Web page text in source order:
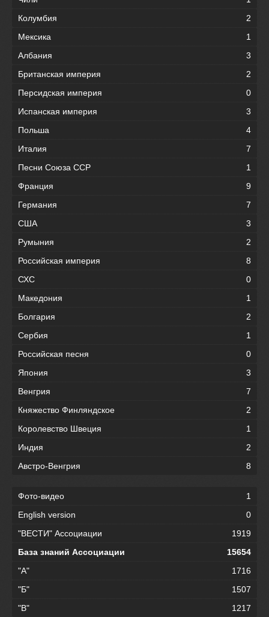
Колумбия
2
Мексика
1
Албания
3
Британская империя
2
Персидская империя
0
Испанская империя
3
Польша
4
Италия
7
Песни Союза ССР
1
Франция
9
Германия
7
США
3
Румыния
2
Российская империя
8
СХС
0
Македония
1
Болгария
2
Сербия
1
Российская песня
0
Япония
3
Венгрия
7
Княжество Финляндское
2
Королевство Швеция
1
Индия
2
Австро-Венгрия
8
Фото-видео
1
English version
0
"ВЕСТИ" Ассоциации
1919
База знаний Ассоциации
15654
"А"
1716
"Б"
1507
"В"
1217